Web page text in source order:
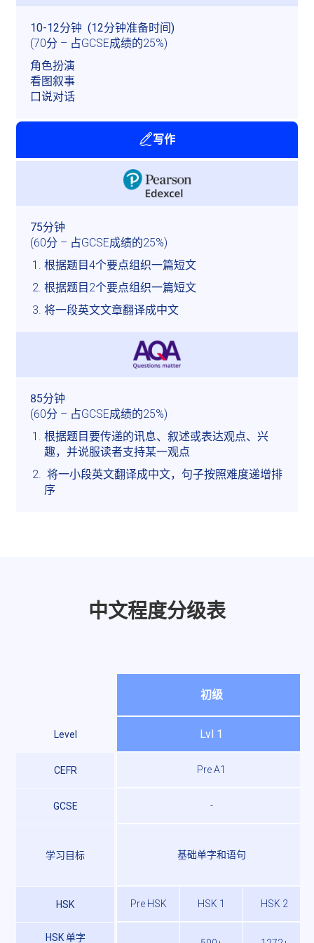
(70分 – 占GCSE成绩的25%)
角色扮演
看图叙事
口说对话
写作
(60分 – 占GCSE成绩的25%)
根据题目4个要点组织一篇短文
根据题目2个要点组织一篇短文
将一段英文文章翻译成中文
(60分 – 占GCSE成绩的25%)
根据题目要传递的讯息、叙述或表达观点、兴
趣，并说服读者支持某一观点
序
中文程度分级表
初级
Level Lvl 1
CEFR Pre A1
GCSE -
学习目标 基础单字和语句
HSK Pre HSK HSK 1 HSK 2
HSK 单字